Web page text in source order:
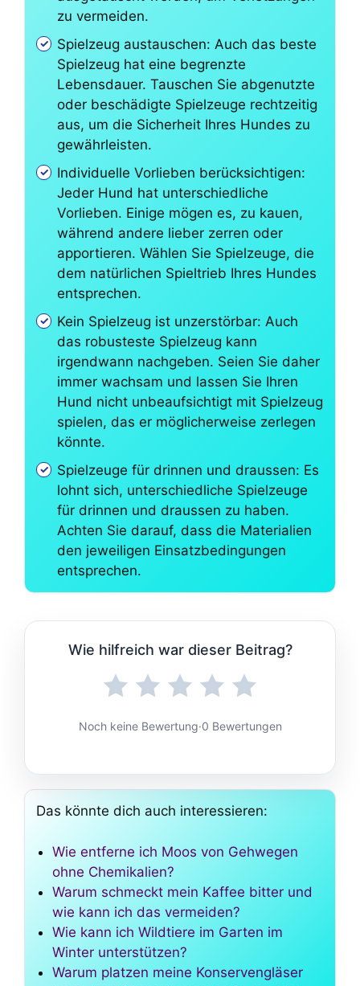
zu vermeiden.
Spielzeug austauschen: Auch das beste
Spielzeug hat eine begrenzte
Lebensdauer. Tauschen Sie abgenutzte
oder beschädigte Spielzeuge rechtzeitig
aus, um die Sicherheit Ihres Hundes zu
gewährleisten.
Individuelle Vorlieben berücksichtigen:
Jeder Hund hat unterschiedliche
Vorlieben. Einige mögen es, zu kauen,
während andere lieber zerren oder
apportieren. Wählen Sie Spielzeuge, die
dem natürlichen Spieltrieb Ihres Hundes
entsprechen.
Kein Spielzeug ist unzerstörbar: Auch
das robusteste Spielzeug kann
irgendwann nachgeben. Seien Sie daher
immer wachsam und lassen Sie Ihren
Hund nicht unbeaufsichtigt mit Spielzeug
spielen, das er möglicherweise zerlegen
könnte.
Spielzeuge für drinnen und draussen: Es
lohnt sich, unterschiedliche Spielzeuge
für drinnen und draussen zu haben.
Achten Sie darauf, dass die Materialien
den jeweiligen Einsatzbedingungen
entsprechen.
Wie hilfreich war dieser Beitrag?
Noch keine Bewertung·0 Bewertungen
Das könnte dich auch interessieren:
Wie entferne ich Moos von Gehwegen
ohne Chemikalien?
Warum schmeckt mein Kaffee bitter und
wie kann ich das vermeiden?
Wie kann ich Wildtiere im Garten im
Winter unterstützen?
Warum platzen meine Konservengläser